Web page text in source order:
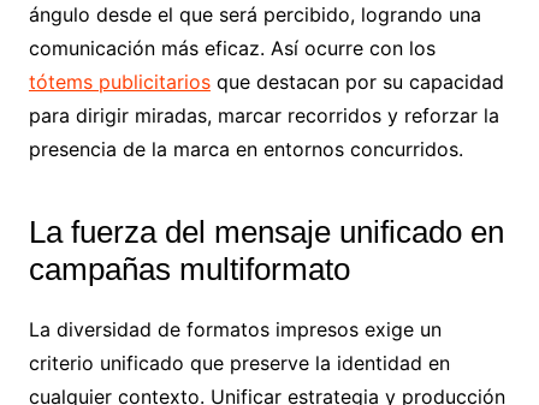
ángulo desde el que será percibido, logrando una
comunicación más eficaz. Así ocurre con los
tótems publicitariosque destacan por su capacidad
para dirigir miradas, marcar recorridos y reforzar la
presencia de la marca en entornos concurridos.
La fuerza del mensaje unificado en
campañas multiformato
La diversidad de formatos impresos exige un
criterio unificado que preserve la identidad en
cualquier contexto. Unificar estrategia y producción